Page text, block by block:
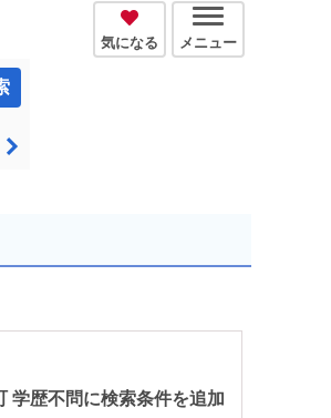
気になる メニュー
学歴不問に検索条件を追加